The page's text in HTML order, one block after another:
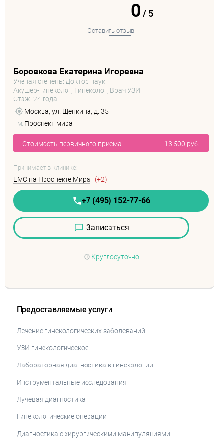
0 /5
Оставить отзыв
Боровкова Екатерина Игоревна
Ученая степень: Доктор наук
Акушер-гинеколог, Гинеколог, Врач УЗИ
Стаж: 24 года
Москва, ул. Щепкина, д. 35
м. Проспект мира
Стоимость первичного приема 13 500 руб.
Принимает в клинике:
EMC на Проспекте Мира (+2)
+7 (495) 152-77-66
Записаться
Круглосуточно
Предоставляемые услуги
Лечение гинекологических заболеваний
УЗИ гинекологическое
Лабораторная диагностика в гинекологии
Инструментальные исследования
Лучевая диагностика
Гинекологические операции
Диагностика с хирургическими манипуляциями